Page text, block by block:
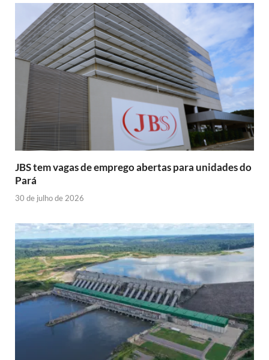
JBS tem vagas de emprego abertas para unidades do
Pará
30 de julho de 2026